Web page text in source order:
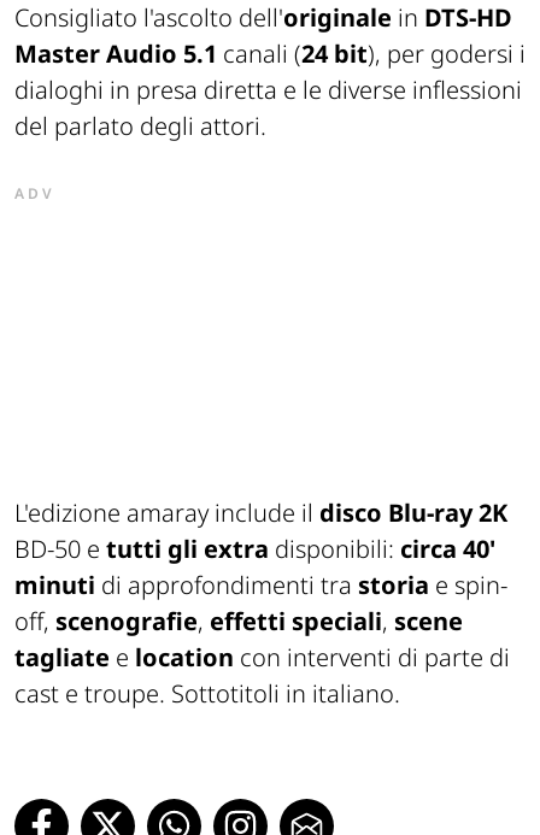
Consigliato l'ascolto dell'originale in DTS-HD
Master Audio 5.1 canali (24 bit), per godersi i
dialoghi in presa diretta e le diverse inflessioni
del parlato degli attori.
ADV
L'edizione amaray include il disco Blu-ray 2K
BD-50 e tutti gli extra disponibili: circa 40'
minuti di approfondimenti tra storia e spin-
off, scenografie, effetti speciali, scene
tagliate e location con interventi di parte di
cast e troupe. Sottotitoli in italiano.